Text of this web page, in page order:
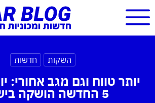
השקות חדשות
יותר טווח וגם מגב אחורי:
5 החדשה הושקה בישראל